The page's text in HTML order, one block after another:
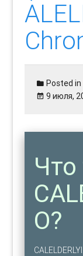
Posted in
9 июля,
Что
O?